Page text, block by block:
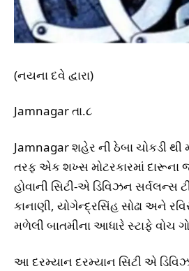
(નયના દવે દ્વારા)
Jamnagar તા.૮
Jamnagar શહેર ની ઠેબા ચોકડી
તરફ એક શખ્સ મોટરકારમાં દારૂના
હોવાની સિટી-એ ડિવિઝન સર્વલન્સ
કાનાણી, યોગેન્દ્રસિંહ સોઢા અને
મળેલી બાતમીના આધારે સ્ટાફે વોચ
આ દરમ્યાન દરમ્યાન સિટી એ